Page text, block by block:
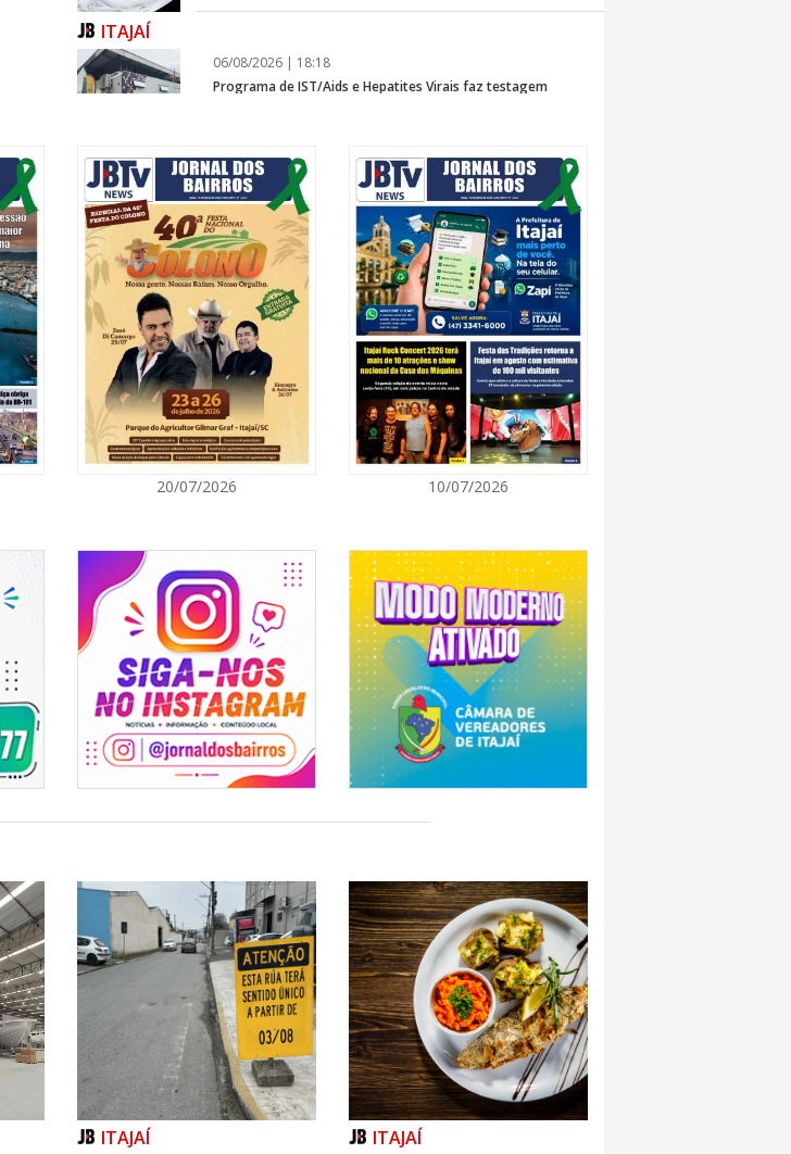
ITAJAÍ
06/08/2026 | 18:18
Programa de IST/Aids e Hepatites Virais faz testagem
GERAL
06/08/2026 | 18:28
Ciclone-bomba se forma sobre o oceano, mas Santa
Catarina terá impactos provocados pela frente fria e pelo
vento Sul
ITAPEMA
06/08/2026 | 07:00
Secretaria de Cultura retoma oficinas culturais com diversas
modalidades para a comunidade
BALNEÁRIO CAMBORIÚ
06/08/2026 | 07:00
CAMBORIÚ
06/08/2026 | 07:00
Camboriú: exposição de arte transforma o Paço Municipal
em um espaço de cultura
20/07/2026 10/07/2026
ITAJAÍ ITAJAÍ